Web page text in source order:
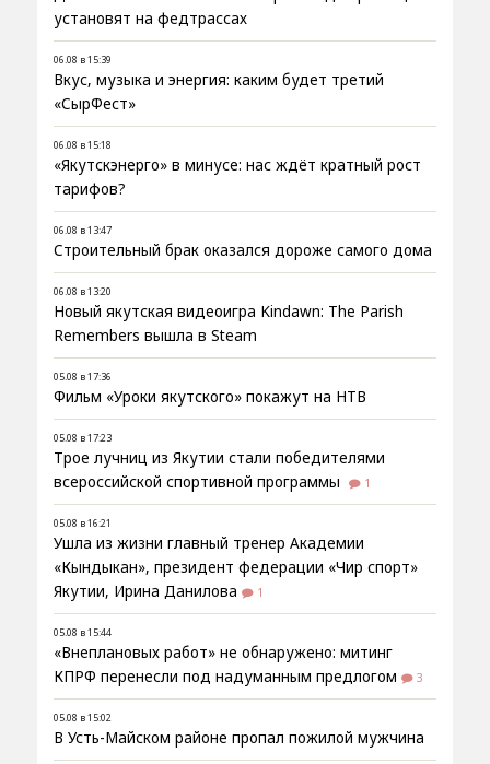
установят на федтрассах
06.08 в 15:39
Вкус, музыка и энергия: каким будет третий
«СырФест»
06.08 в 15:18
«Якутскэнерго» в минусе: нас ждёт кратный рост
тарифов?
06.08 в 13:47
Строительный брак оказался дороже самого дома
06.08 в 13:20
Новый якутская видеоигра Kindawn: The Parish
Remembers вышла в Steam
05.08 в 17:36
Фильм «Уроки якутского» покажут на НТВ
05.08 в 17:23
Трое лучниц из Якутии стали победителями
всероссийской спортивной программы
1
05.08 в 16:21
Ушла из жизни главный тренер Академии
«Кындыкан», президент федерации «Чир спорт»
Якутии, Ирина Данилова
1
05.08 в 15:44
«Внеплановых работ» не обнаружено: митинг
КПРФ перенесли под надуманным предлогом
3
05.08 в 15:02
В Усть-Майском районе пропал пожилой мужчина